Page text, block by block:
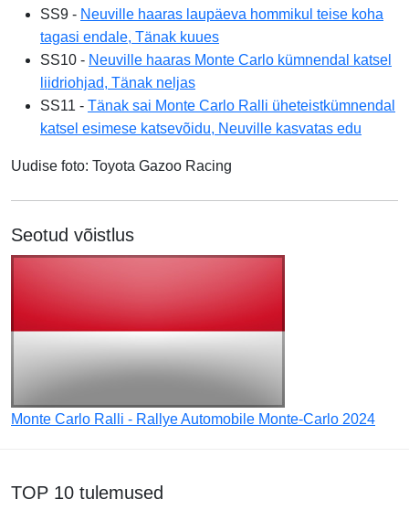
SS9 - Neuville haaras laupäeva hommikul teise koha
tagasi endale, Tänak kuues
SS10 - Neuville haaras Monte Carlo kümnendal katsel
liidriohjad, Tänak neljas
SS11 - Tänak sai Monte Carlo Ralli üheteistkümnendal
katsel esimese katsevõidu, Neuville kasvatas edu
Uudise foto: Toyota Gazoo Racing
Seotud võistlus
Monte Carlo Ralli - Rallye Automobile Monte-Carlo 2024
TOP 10 tulemused